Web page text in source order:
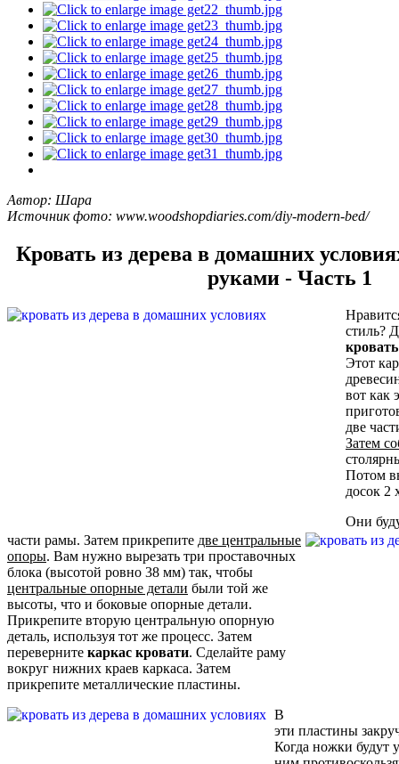
Автор: Шара
Источник фото: www.woodshopdiaries.com/diy-modern-bed/
Кровать из дерева в домашних
руками - Часть 1
стиль?
Этот
вот как
две
Затем
Потом
досок 2
Они
части рамы. Затем прикрепите две центральные
опоры. Вам нужно вырезать три проставочных
блока (высотой ровно 38 мм) так, чтобы
центральные опорные детали были той же
высоты, что и боковые опорные детали.
Прикрепите вторую центральную опорную
деталь, используя тот же процесс. Затем
переверните каркас кровати. Сделайте раму
вокруг нижних краев каркаса. Затем
прикрепите металлические пластины.
В
эти пластины
Когда ножки будут